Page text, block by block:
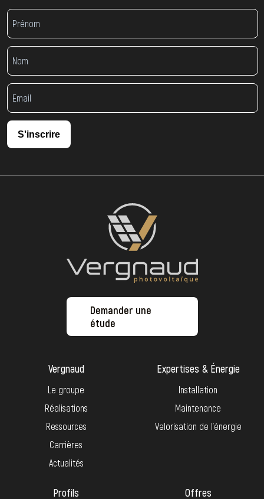
S'inscrire
Demander une
étude
Vergnaud
Le groupe
Réalisations
Ressources
Carrières
Actualités
Expertises & Énergie
Installation
Maintenance
Valorisation de l’énergie
Profils Offres